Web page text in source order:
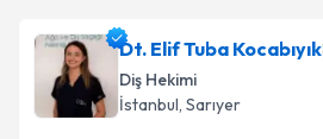
Dt. Elif Tuba Kocabıyık
Diş Hekimi
İstanbul, Sarıyer